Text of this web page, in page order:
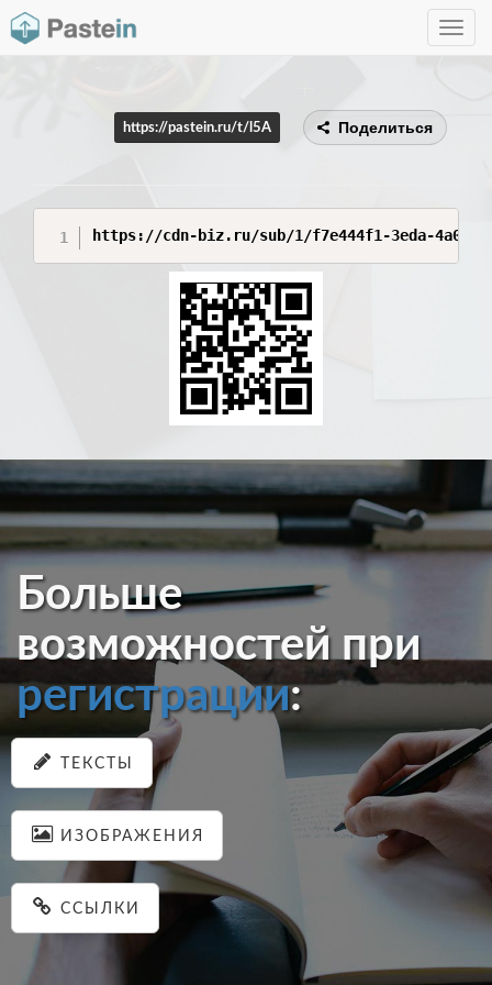
Toggle
https://pastein.ru/t/l5A Поделиться
https://cdn-biz.ru/sub/1/f7e444f1-3eda-4a03-
Больше
возможностей при
регистрации:
ТЕКСТЫ
ИЗОБРАЖЕНИЯ
ССЫЛКИ